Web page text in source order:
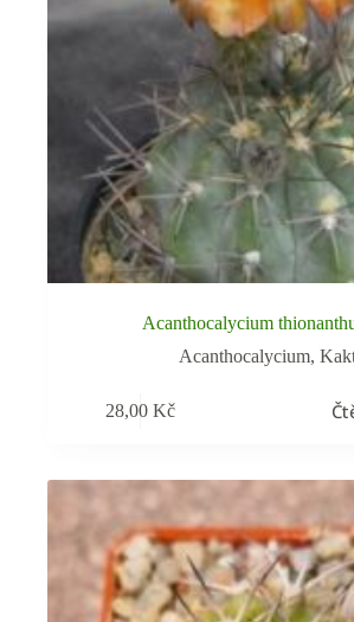
Acanthocalycium
Acanthocalycium,
28,00Kč